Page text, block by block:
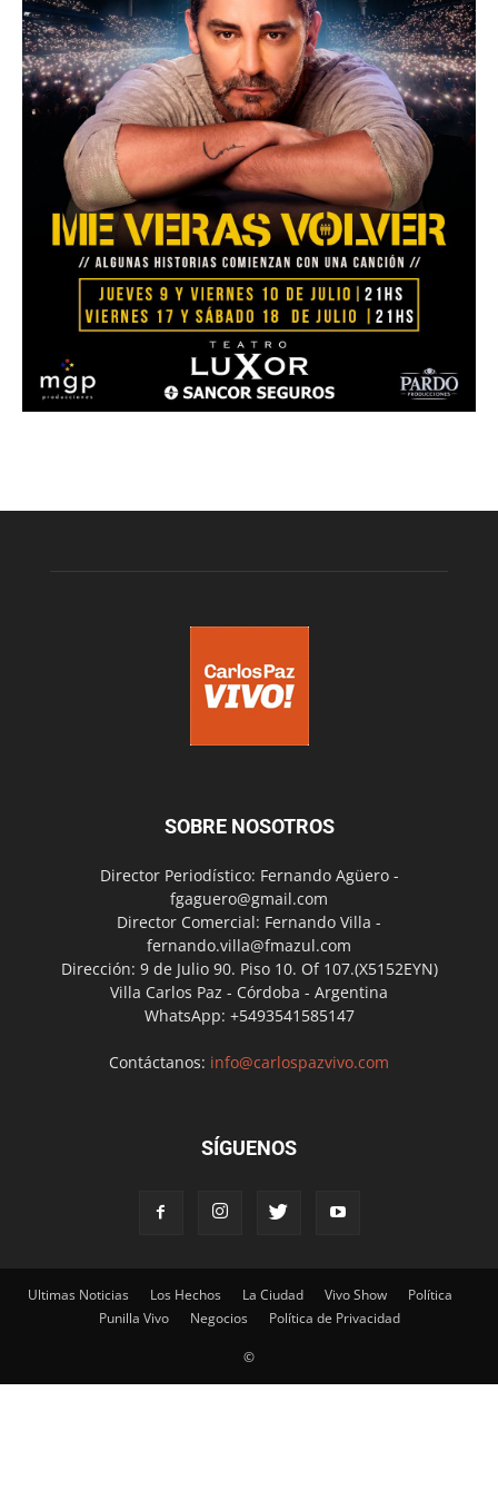
SOBRE NOSOTROS
Director Periodístico: Fernando Agüero -
fgaguero@gmail.com
Director Comercial: Fernando Villa -
fernando.villa@fmazul.com
Dirección: 9 de Julio 90. Piso 10. Of 107.(X5152EYN)
Villa Carlos Paz - Córdoba - Argentina
WhatsApp: +5493541585147
Contáctanos: info@carlospazvivo.com
SÍGUENOS
Ultimas Noticias Los Hechos La Ciudad Vivo Show
Política
Punilla Vivo
Negocios Política de Privacidad
©